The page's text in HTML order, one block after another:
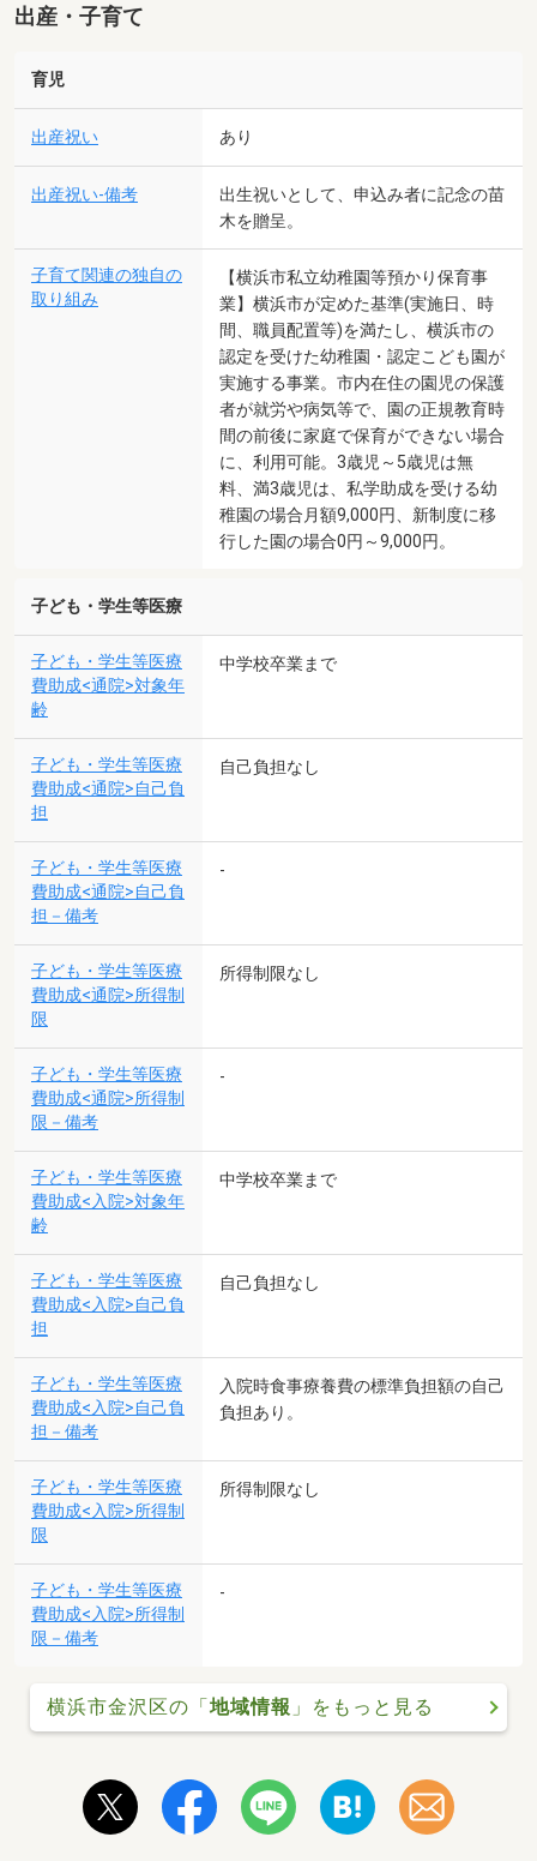
出産・子育て
育児
出産祝い あり
出産祝い-備考
出生祝いとして、申込み者に記念の苗
木を贈呈。
子育て関連の独自の
取り組み
【横浜市私立幼稚園等預かり保育事
業】横浜市が定めた基準(実施日、時
間、職員配置等)を満たし、横浜市の
認定を受けた幼稚園・認定こども園が
実施する事業。市内在住の園児の保護
者が就労や病気等で、園の正規教育時
間の前後に家庭で保育ができない場合
に、利用可能。3歳児～5歳児は無
料、満3歳児は、私学助成を受ける幼
稚園の場合月額9,000円、新制度に移
行した園の場合0円～9,000円。
子ども・学生等医療
子ども・学生等医療
費助成<通院>対象年
齢
中学校卒業まで
子ども・学生等医療
費助成<通院>自己負
担
自己負担なし
子ども・学生等医療
費助成<通院>自己負
担－備考
-
子ども・学生等医療
費助成<通院>所得制
限
所得制限なし
子ども・学生等医療
費助成<通院>所得制
限－備考
-
子ども・学生等医療
費助成<入院>対象年
齢
中学校卒業まで
子ども・学生等医療
費助成<入院>自己負
担
自己負担なし
子ども・学生等医療
費助成<入院>自己負
担－備考
入院時食事療養費の標準負担額の自己
負担あり。
子ども・学生等医療
費助成<入院>所得制
限
所得制限なし
子ども・学生等医療
費助成<入院>所得制
限－備考
-
横浜市金沢区の「地域情報 」をもっと見る